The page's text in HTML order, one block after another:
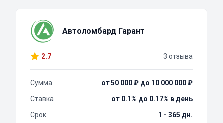
Автоломбард Гарант
2.7 3 отзыва
Сумма
от 50 000 ₽ до 10 000 000 ₽
Ставка
от 0.1% до 0.17% в день
Срок
1 - 365 дн.